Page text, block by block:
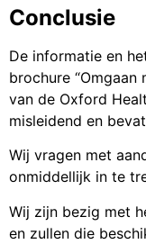
Conclusie
De informatie en
brochure
van de Oxford
misleidend en
Wij vragen met
onmiddellijk in te
Wij zijn bezig met
en zullen die